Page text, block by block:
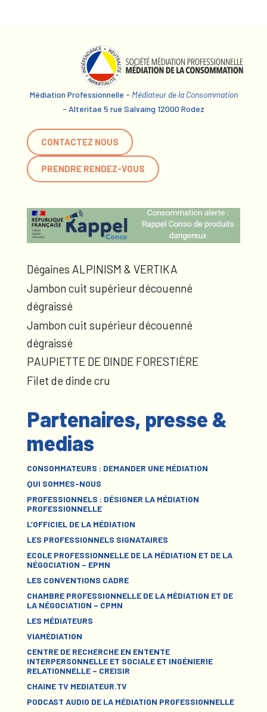
Médiation Professionnelle - Médiateur de la Consommation
- Alteritae 5 rue Salvaing 12000 Rodez
CONTACTEZ NOUS
PRENDRE RENDEZ-VOUS
Dégaines ALPINISM & VERTIKA
Jambon cuit supérieur découenné
dégraissé
Jambon cuit supérieur découenné
dégraissé
PAUPIETTE DE DINDE FORESTIÈRE
Filet de dinde cru
Partenaires, presse &
medias
CONSOMMATEURS : DEMANDER UNE MÉDIATION
QUI SOMMES-NOUS
PROFESSIONNELS : DÉSIGNER LA MÉDIATION
PROFESSIONNELLE
L’OFFICIEL DE LA MÉDIATION
LES PROFESSIONNELS SIGNATAIRES
ECOLE PROFESSIONNELLE DE LA MÉDIATION ET DE LA
NÉGOCIATION – EPMN
LES CONVENTIONS CADRE
CHAMBRE PROFESSIONNELLE DE LA MÉDIATION ET DE
LA NÉGOCIATION – CPMN
LES MÉDIATEURS
VIAMÉDIATION
CENTRE DE RECHERCHE EN ENTENTE
INTERPERSONNELLE ET SOCIALE ET INGÉNIERIE
RELATIONNELLE – CREISIR
CHAINE TV MEDIATEUR.TV
PODCAST AUDIO DE LA MÉDIATION PROFESSIONNELLE